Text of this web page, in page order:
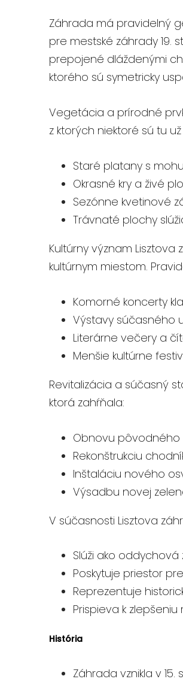
Záhrada má pravidelný
pre mestské záhrady 19.
prepojené dláždenými
ktorého sú symetricky
Vegetácia a prírodné
z ktorých niektoré sú tu
Staré platany s
Okrasné kry a živé
Sezónne kvetinové
Trávnaté plochy
Kultúrny význam
kultúrnym miestom.
Komorné koncerty
Výstavy súčasného
Literárne večery a
Menšie kultúrne
Revitalizácia a súčasný
ktorá zahŕňala:
Obnovu pôvodného
Rekonštrukciu
Inštaláciu nového
Výsadbu novej
V súčasnosti Lisztova
Slúži ako
Poskytuje priestor
Reprezentuje
Prispieva k
História
Záhrada vznikla v